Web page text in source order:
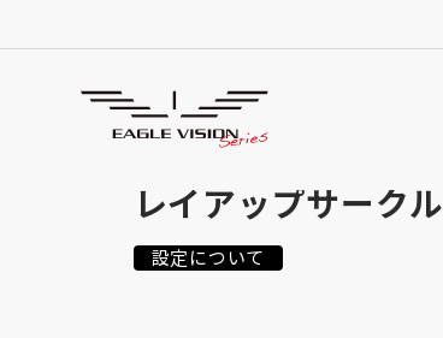
使用方法
HOW TO USE
レイアップサーク
設定について